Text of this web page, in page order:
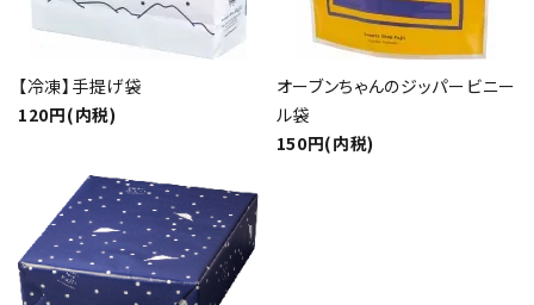
【冷凍】手提げ袋
120円(内税)
オーブンちゃんのジッパービニー
ル袋
150円(内税)